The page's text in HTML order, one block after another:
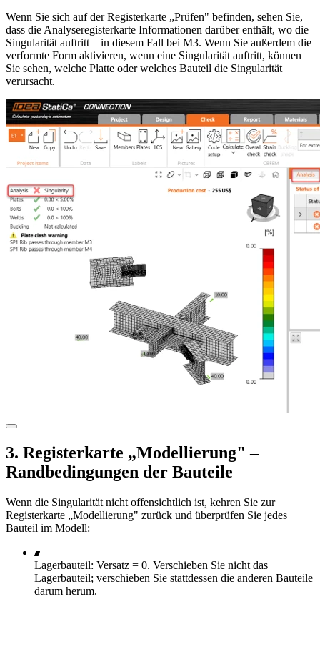
Wenn Sie sich auf der Registerkarte „Prüfen" befinden, sehen Sie,
dass die Analyseregisterkarte Informationen darüber enthält, wo die
Singularität auftritt – in diesem Fall bei M3. Wenn Sie außerdem die
verformte Form aktivieren, wenn eine Singularität auftritt, können
Sie sehen, welche Platte oder welches Bauteil die Singularität
verursacht.
3. Registerkarte „Modellierung" –
Randbedingungen der Bauteile
Wenn die Singularität nicht offensichtlich ist, kehren Sie zur
Registerkarte „Modellierung" zurück und überprüfen Sie jedes
Bauteil im Modell:
Lagerbauteil: Versatz = 0. Verschieben Sie nicht das
Lagerbauteil; verschieben Sie stattdessen die anderen Bauteile
darum herum.